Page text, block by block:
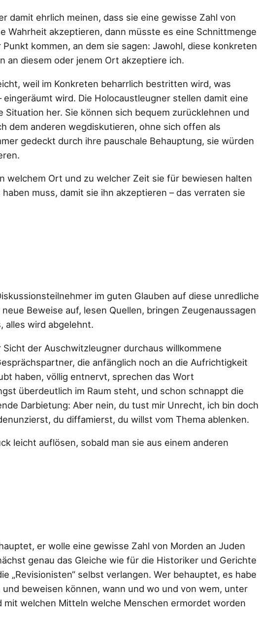
damit ehrlich meinen, dass sie eine gewisse Zahl von
Wahrheit akzeptieren, dann müsste es eine Schnittmenge
kommen, an dem sie sagen: Jawohl, diese konkreten
an diesem oder jenem Ort akzeptiere ich.
weil im Konkreten beharrlich bestritten wird, was
wird. Die Holocaustleugner stellen damit eine
Situation her. Sie können sich bequem zurücklehnen und
dem anderen wegdiskutieren, ohne sich offen als
gedeckt durch ihre pauschale Behauptung, sie würden
welchem Ort und zu welcher Zeit sie für bewiesen halten
muss, damit sie ihn akzeptieren – das verraten sie
im guten Glauben auf diese unredliche
Beweise auf, lesen Quellen, bringen Zeugenaussagen
alles wird abgelehnt.
Sicht der Auschwitzleugner durchaus willkommene
die anfänglich noch an die Aufrichtigkeit
haben, völlig entnervt, sprechen das Wort
überdeutlich im Raum steht, und schon schnappt die
Darbietung: Aber nein, du tust mir Unrecht, ich bin doch
du diffamierst, du willst vom Thema ablenken.
leicht auflösen, sobald man sie aus einem anderen
er wolle eine gewisse Zahl von Morden an Juden
genau das Gleiche wie für die Historiker und Gerichte
„Revisionisten“ selbst verlangen. Wer behauptet, es habe
beweisen können, wann und wo und von wem, unter
mit welchen Mitteln welche Menschen ermordet worden